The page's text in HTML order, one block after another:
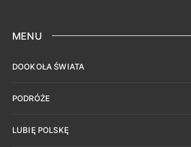
MENU
DOOKOŁA ŚWIATA
PODRÓŻE
LUBIĘ POLSKĘ